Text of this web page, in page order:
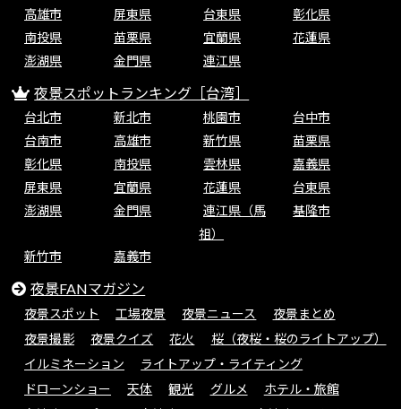
高雄市
屏東県 台東県
彰化県
南投県
苗栗県 宜蘭県
花蓮県
澎湖県
金門県 連江県
夜景スポットランキング［台湾］
台北市 新北市 桃園市
台中市
台南市
高雄市 新竹県
苗栗県
彰化県
南投県 雲林県
嘉義県
屏東県
宜蘭県 花蓮県
台東県
澎湖県
金門県
連江県（馬
祖）
基隆市
新竹市 嘉義市
夜景FANマガジン
夜景スポット 工場夜景 夜景ニュース
夜景まとめ
夜景撮影
夜景クイズ 花火
桜（夜桜・桜のライトアップ）
イルミネーション
ライトアップ・ライティング
ドローンショー
天体 観光 グルメ
ホテル・旅館